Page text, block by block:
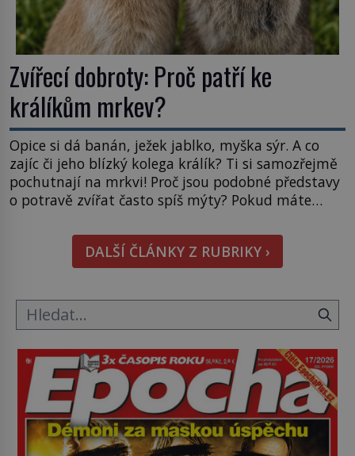
Zvířecí dobroty: Proč patří ke
králíkům mrkev?
Opice si dá banán, ježek jablko, myška sýr. A co
zajíc či jeho blízký kolega králík? Ti si samozřejmě
pochutnají na mrkvi! Proč jsou podobné představy
o potravě zvířat často spíš mýty? Pokud máte
i bude chutnat, ovšem měl by ji mít jen jako
občasný pamlsek. […]DALŠÍ ČLÁNKY Z RUBRIKY ›